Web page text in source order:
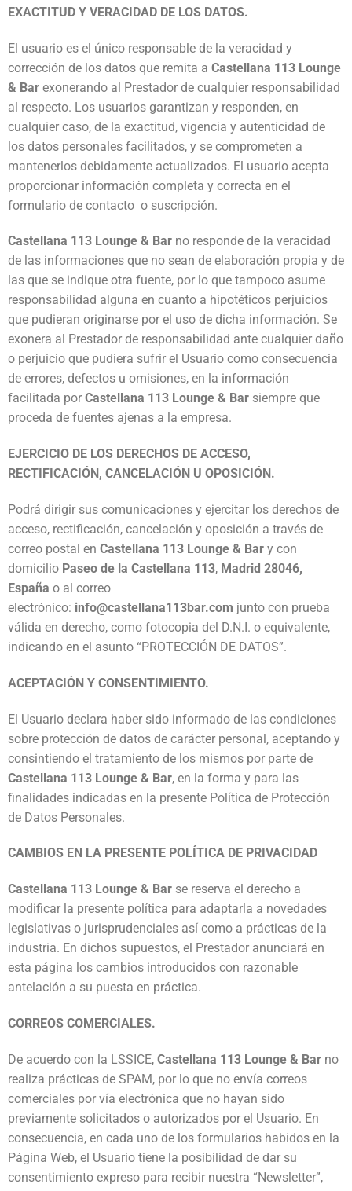
EXACTITUD Y VERACIDAD DE LOS DATOS.
El usuario es el único responsable de la veracidad y
corrección de los datos que remita a Castellana 113 Lounge
& Bar exonerando al Prestador de cualquier responsabilidad
al respecto. Los usuarios garantizan y responden, en
cualquier caso, de la exactitud, vigencia y autenticidad de
los datos personales facilitados, y se comprometen a
mantenerlos debidamente actualizados. El usuario acepta
proporcionar información completa y correcta en el
formulario de contacto o suscripción.
Castellana 113 Lounge & Bar no responde de la veracidad
de las informaciones que no sean de elaboración propia y de
las que se indique otra fuente, por lo que tampoco asume
responsabilidad alguna en cuanto a hipotéticos perjuicios
que pudieran originarse por el uso de dicha información. Se
exonera al Prestador de responsabilidad ante cualquier daño
o perjuicio que pudiera sufrir el Usuario como consecuencia
de errores, defectos u omisiones, en la información
facilitada por Castellana 113 Lounge & Bar siempre que
proceda de fuentes ajenas a la empresa.
EJERCICIO DE LOS DERECHOS DE ACCESO,
RECTIFICACIÓN, CANCELACIÓN U OPOSICIÓN.
Podrá dirigir sus comunicaciones y ejercitar los derechos de
acceso, rectificación, cancelación y oposición a través de
correo postal en Castellana 113 Lounge & Bar y con
domicilio Paseo de la Castellana 113, Madrid 28046,
España o al correo
electrónico: info@castellana113bar.com junto con prueba
válida en derecho, como fotocopia del D.N.I. o equivalente,
indicando en el asunto “PROTECCIÓN DE DATOS”.
ACEPTACIÓN Y CONSENTIMIENTO.
El Usuario declara haber sido informado de las condiciones
sobre protección de datos de carácter personal, aceptando y
consintiendo el tratamiento de los mismos por parte de
Castellana 113 Lounge & Bar, en la forma y para las
finalidades indicadas en la presente Política de Protección
de Datos Personales.
CAMBIOS EN LA PRESENTE POLÍTICA DE PRIVACIDAD
Castellana 113 Lounge & Bar se reserva el derecho a
modificar la presente política para adaptarla a novedades
legislativas o jurisprudenciales así como a prácticas de la
industria. En dichos supuestos, el Prestador anunciará en
esta página los cambios introducidos con razonable
antelación a su puesta en práctica.
CORREOS COMERCIALES.
De acuerdo con la LSSICE, Castellana 113 Lounge & Bar no
realiza prácticas de SPAM, por lo que no envía correos
comerciales por vía electrónica que no hayan sido
previamente solicitados o autorizados por el Usuario. En
consecuencia, en cada uno de los formularios habidos en la
Página Web, el Usuario tiene la posibilidad de dar su
consentimiento expreso para recibir nuestra “Newsletter”,